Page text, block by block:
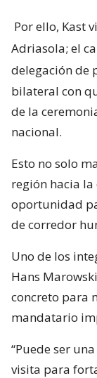
Por ello, Kast
Adriasola; el
delegación de
bilateral con
de la
nacional.
Esto no solo
región hacia
oportunidad
de corredor
Uno de los
Hans
concreto para
mandatario
“Puede ser
visita para